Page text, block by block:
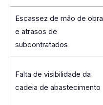
Escassez de mão de obra
e atrasos de
subcontratados
Falta de visibilidade da
cadeia de abastecimento